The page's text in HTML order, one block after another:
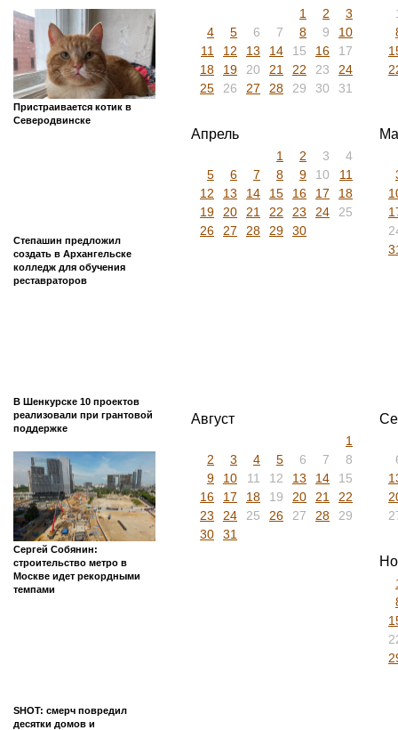
Пристраивается котик в
Северодвинске
Степашин предложил
создать в Архангельске
колледж для обучения
реставраторов
В Шенкурске 10 проектов
реализовали при грантовой
поддержке
Сергей Собянин:
строительство метро в
Москве идет рекордными
темпами
SHOT: смерч повредил
десятки домов и
1 2
3
4
5 6 7 8 9
10
11
12 13 14 15 16
17
18
19 20 21 22 23
24
25
26 27 28 29 30 31
Апрель
1 2 3
4
5
6 7 8 9 10
11
12
13 14 15 16 17
18
19
20 21 22 23 24
25
26
27 28 29 30
Август
1
2
3 4 5 6 7
8
9
10 11 12 13 14
15
16
17 18 19 20 21
22
23
24 25 26 27 28
29
30
31